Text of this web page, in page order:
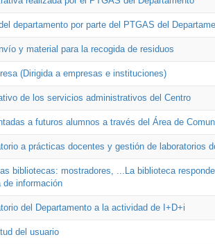
departamento por parte del PTGAS del
y material para la recogida de residuos
(Dirigida a empresas e instituciones)
de los servicios administrativos del Centro
a futuros alumnos a través del Área de
a prácticas docentes y gestión de laboratorios
bibliotecas: mostradores, ...La biblioteca
de información
del Departamento a la actividad de I+D+i
del usuario